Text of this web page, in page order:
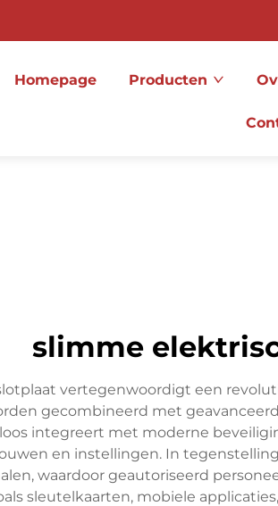
Homepage Producten
slimme
vertegenwoordigt een
gecombineerd met
integreert met moderne
en instellingen. In
waardoor geautoriseerd
sleutelkaarten, mobiele